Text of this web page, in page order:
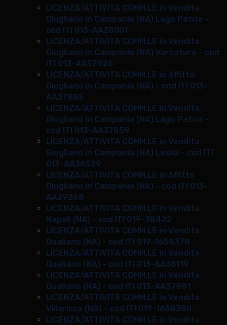
LICENZA/ATTIVITA COMM.LE in Vendita
Giugliano in Campania (NA) Lago Patria -
cod ITI 013-AA38001
LICENZA/ATTIVITA COMM.LE in Vendita
Giugliano in Campania (NA) Varcaturo - cod
ITI 013-AA37926
LICENZA/ATTIVITA COMM.LE in Affitto
Giugliano in Campania (NA) - cod ITI 013-
AA37885
LICENZA/ATTIVITA COMM.LE in Vendita
Giugliano in Campania (NA) Lago Patria -
cod ITI 013-AA37859
LICENZA/ATTIVITA COMM.LE in Vendita
Giugliano in Campania (NA) Licola - cod ITI
013-AA36529
LICENZA/ATTIVITA COMM.LE in Affitto
Giugliano in Campania (NA) - cod ITI 013-
AA29268
LICENZA/ATTIVITA COMM.LE in Vendita
Napoli (NA) - cod ITI 019-38422
LICENZA/ATTIVITA COMM.LE in Vendita
Qualiano (NA) - cod ITI 019-1658378
LICENZA/ATTIVITA COMM.LE in Vendita
Qualiano (NA) - cod ITI 013-AA38119
LICENZA/ATTIVITA COMM.LE in Vendita
Qualiano (NA) - cod ITI 013-AA37981
LICENZA/ATTIVITA COMM.LE in Vendita
Villaricca (NA) - cod ITI 019-1658380
LICENZA/ATTIVITA COMM.LE in Vendita